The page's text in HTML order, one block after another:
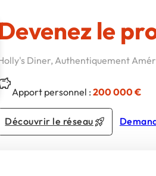
le
Diner, Authentiquement
Apport personnel : 200 000 €
Découvrir le réseau